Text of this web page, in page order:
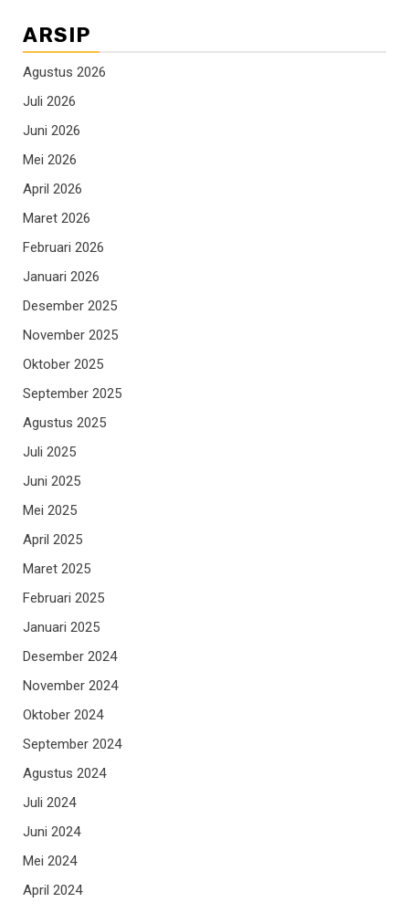
ARSIP
Agustus 2026
Juli 2026
Juni 2026
Mei 2026
April 2026
Maret 2026
Februari 2026
Januari 2026
Desember 2025
November 2025
Oktober 2025
September 2025
Agustus 2025
Juli 2025
Juni 2025
Mei 2025
April 2025
Maret 2025
Februari 2025
Januari 2025
Desember 2024
November 2024
Oktober 2024
September 2024
Agustus 2024
Juli 2024
Juni 2024
Mei 2024
April 2024